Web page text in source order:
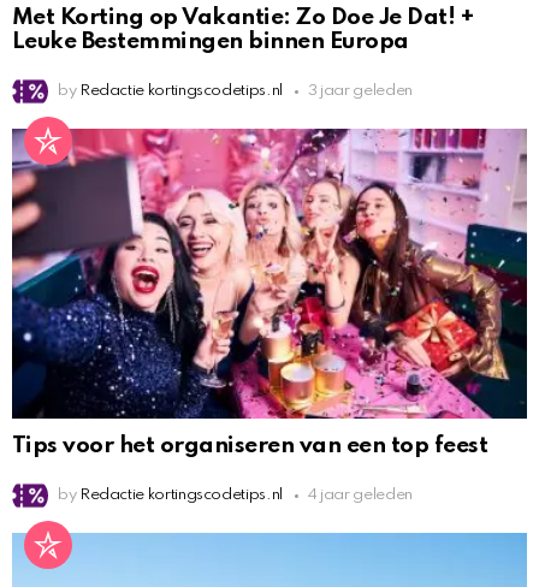
Met Korting op Vakantie: Zo Doe Je Dat! +
Leuke Bestemmingen binnen Europa
by Redactie kortingscodetips.nl 3 jaar geleden
Tips voor het organiseren van een top feest
by Redactie kortingscodetips.nl 4 jaar geleden